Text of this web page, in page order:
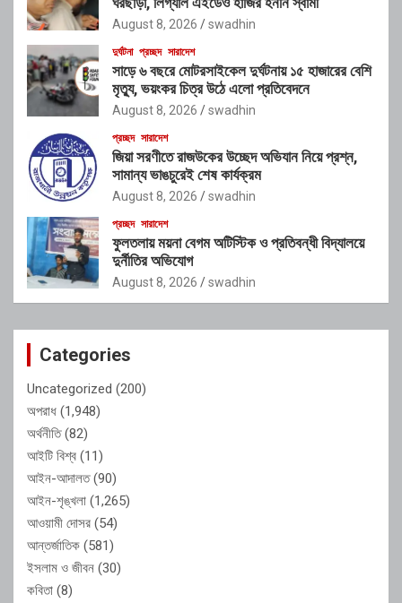
August 8, 2026 swadhin
দুর্ঘটনা প্রচ্ছদ সারাদেশ
সাড়ে ৬ বছরে মোটরসাইকেল দুর্ঘটনায় ১৫ হাজারের বেশি
মৃত্যু, ভয়ংকর চিত্র উঠে এলো প্রতিবেদনে
August 8, 2026 swadhin
প্রচ্ছদ সারাদেশ
জিয়া সরণীতে রাজউকের উচ্ছেদ অভিযান নিয়ে প্রশ্ন,
সামান্য ভাঙচুরেই শেষ কার্যক্রম
August 8, 2026 swadhin
প্রচ্ছদ সারাদেশ
ফুলতলায় ময়না বেগম অটিস্টিক ও প্রতিবন্ধী বিদ্যালয়ে
দুর্নীতির অভিযোগ
August 8, 2026 swadhin
Categories
Uncategorized (200)
অপরাধ (1,948)
অর্থনীতি(82)
আইটি বিশ্ব (11)
আইন-আদালত(90)
আইন-শৃঙ্খলা (1,265)
আওয়ামী দোসর (54)
আন্তর্জাতিক (581)
ইসলাম ও জীবন (30)
কবিতা (8)